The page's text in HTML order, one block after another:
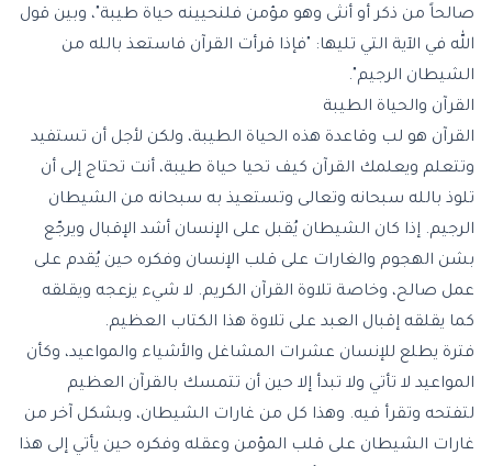
صالحاً من ذكر أو أنثى وهو مؤمن فلنحيينه حياة طيبة "، وبين قول
الله في الآية التي تليها: "فإذا قرأت القرآن فاستعذ بالله من
الشيطان الرجيم ".
القرآن والحياة الطيبة
القرآن هو لب وقاعدة هذه الحياة الطيبة، ولكن لأجل أن تستفيد
وتتعلم ويعلمك القرآن كيف تحيا حياة طيبة، أنت تحتاج إلى أن
تلوذ بالله سبحانه وتعالى وتستعيذ به سبحانه من الشيطان
الرجيم. إذا كان الشيطان يُقبل على الإنسان أشد الإقبال ويرجّع
بشن الهجوم والغارات على قلب الإنسان وفكره حين يُقدم على
عمل صالح، وخاصة تلاوة القرآن الكريم. لا شيء يزعجه ويقلقه
كما يقلقه إقبال العبد على تلاوة هذا الكتاب العظيم.
فترة يطلع للإنسان عشرات المشاغل والأشياء والمواعيد، وكأن
المواعيد لا تأتي ولا تبدأ إلا حين أن تتمسك بالقرآن العظيم
لتفتحه وتقرأ فيه. وهذا كل من غارات الشيطان، وبشكل آخر من
غارات الشيطان على قلب المؤمن وعقله وفكره حين يأتي إلى هذا